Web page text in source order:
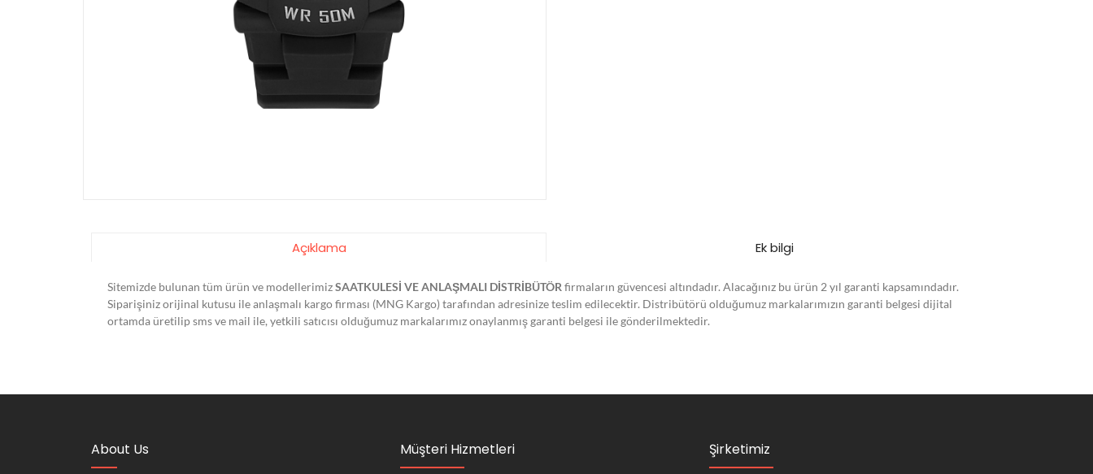
Açıklama Ek bilgi
Sitemizde bulunan tüm ürün ve modellerimizSAATKULESİ VE ANLAŞMALI DİSTRİBÜTÖR firmaların güvencesi altındadır. Alacağınız bu ürün 2 yıl garanti kapsamındadır.
Siparişiniz orijinal kutusu ile anlaşmalı kargo firması (MNG Kargo) tarafından adresinize teslim edilecektir. Distribütörü olduğumuz markalarımızın garanti belgesi dijital
ortamda üretilip sms ve mail ile, yetkili satıcısı olduğumuz markalarımız onaylanmış garanti belgesi ile gönderilmektedir.
About Us Müşteri Hizmetleri Şirketimiz